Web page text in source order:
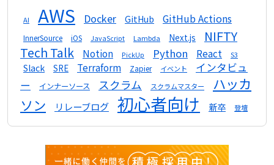
AI AWS Docker GitHub GitHub Actions
InnerSource iOS JavaScript Lambda Next.js
NIFTY
Tech Talk
Notion PickUp Python React S3
Slack SRE Terraform Zapier イベント
インタビュ
ー
インナーソース スクラム スクラムマスター
ハッカ
ソン
リレーブログ 初心者向け 新卒 登壇